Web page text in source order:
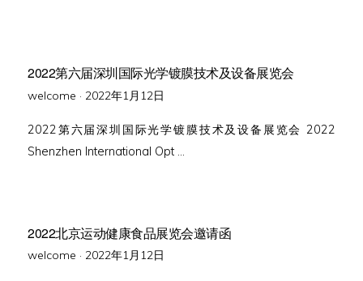
2022第六届深圳国际光学镀膜技术及设备展览会
welcome · Posted
2022年1月12日
2022第六届深圳国际光学镀膜技术及设备展览会 2022
Shenzhen International Opt …
2022北京运动健康食品展览会邀请函
welcome · Posted
2022年1月12日